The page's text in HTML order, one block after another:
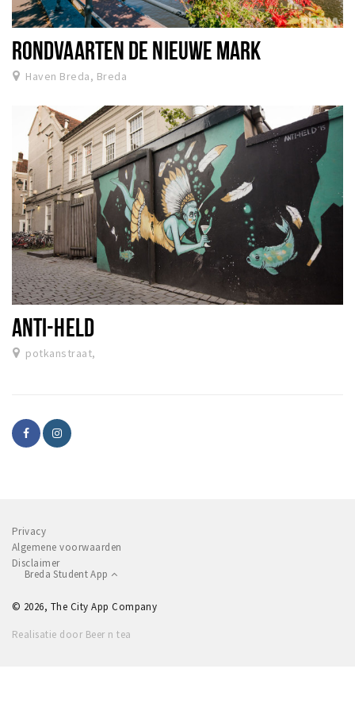
RONDVAARTEN DE NIEUWE MARK
Haven Breda, Breda
ANTI-HELD
potkanstraat,
Privacy
Algemene voorwaarden
Disclaimer
Breda Student App
© 2026, The City App Company
Realisatie door Beer n tea